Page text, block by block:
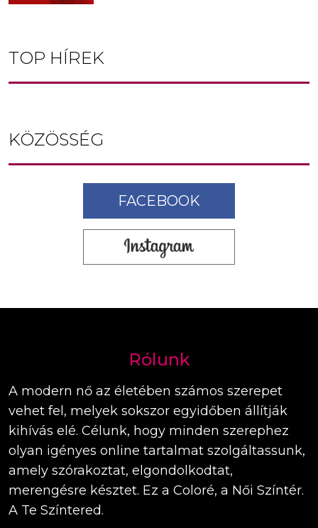
TOP HÍREK
KÖZÖSSÉG
FACEBOOK
Rólunk
A modern nő az életében számos szerepet
vehet fel, melyek sokszor egyidőben állítják
kihívás elé. Célunk, hogy minden szerephez
olyan igényes online tartalmat szolgáltassunk,
amely szórakoztat, elgondolkodtat,
merengésre késztet. Ez a Coloré, a Női Színtér.
A Te Színtered.